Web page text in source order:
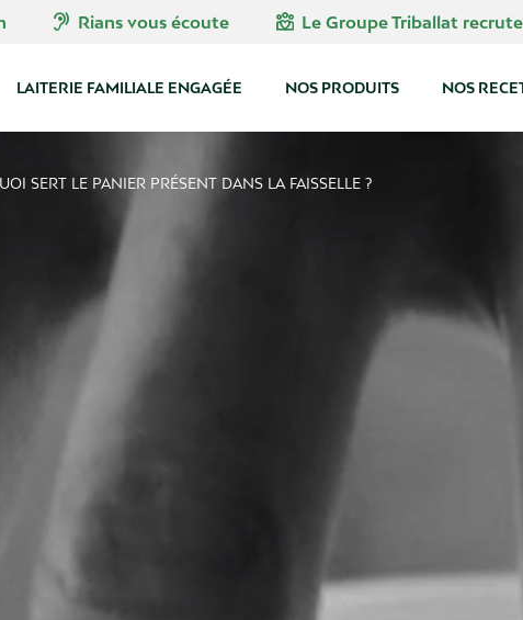
hearing Rians vous écoute diversity_4 Le Groupe Triballat recrute
LAITERIE FAMILIALE ENGAGÉE NOS PRODUITS NOS
SERT LE PANIER PRÉSENT DANS LA FAISSELLE ?